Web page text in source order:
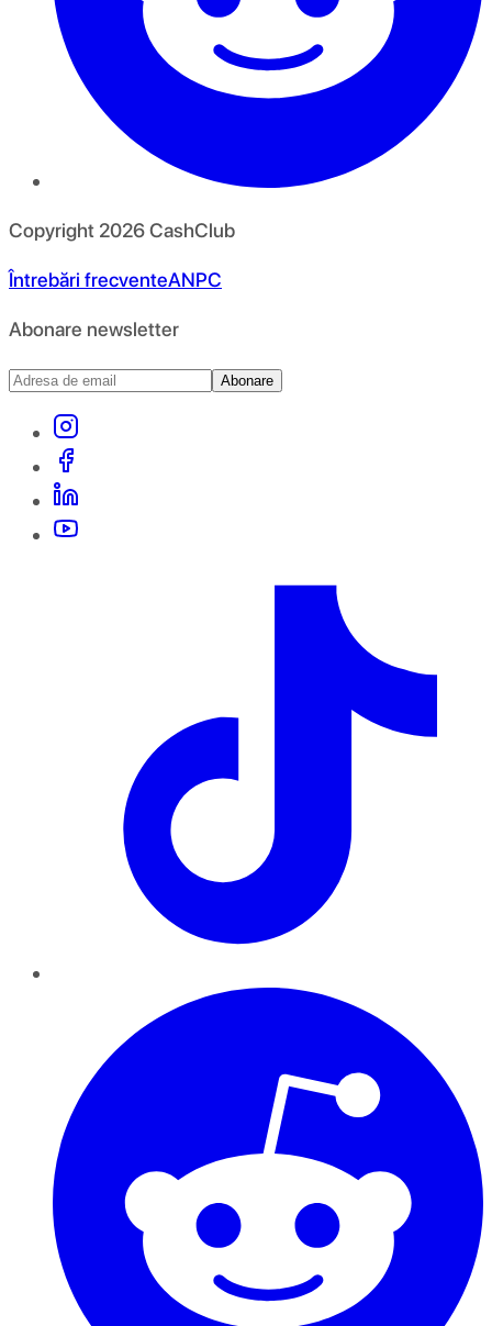
Copyright 2026CashClub
Întrebări frecventeANPC
Abonare newsletter
Abonare